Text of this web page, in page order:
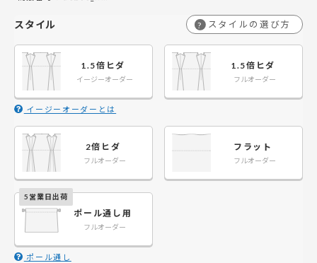
スタイル ? スタイルの選び方
1.5倍ヒダ
イージーオーダー
イージーオーダーとは
1.5倍ヒダ
フルオーダー
2倍ヒダ
フルオーダー
フラット
フルオーダー
ポール通し用
フルオーダー
ポール通し